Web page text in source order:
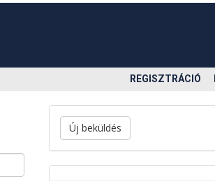
REGISZTRÁCIÓ
Új beküldés